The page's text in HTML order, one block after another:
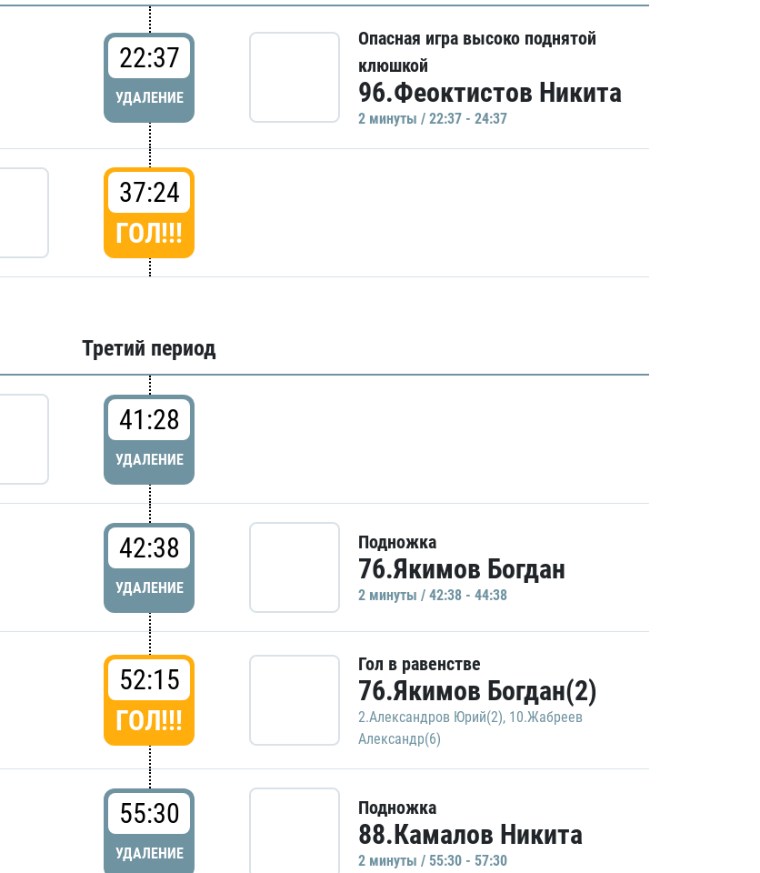
22:37
УДАЛЕНИЕ
Опасная игра высоко поднятой
клюшкой
96.Феоктистов Никита
2 минуты / 22:37 - 24:37
37:24
ГОЛ!!!
Третий период
41:28
УДАЛЕНИЕ
42:38
УДАЛЕНИЕ
Подножка
76.Якимов Богдан
2 минуты / 42:38 - 44:38
52:15
ГОЛ!!!
Гол в равенстве
76.Якимов Богдан(2)
2.Александров Юрий(2), 10.Жабреев
Александр(6)
55:30
УДАЛЕНИЕ
Подножка
88.Камалов Никита
2 минуты / 55:30 - 57:30